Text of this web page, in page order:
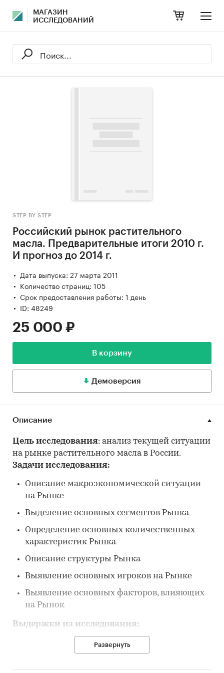
МАГАЗИН
ИССЛЕДОВАНИЙ
STEP BY STEP
Российский рынок растительного
масла. Предварительные итоги 2010 г.
И прогноз до 2014 г.
Дата выпуска: 27 марта 2011
Количество страниц: 105
Срок предоставления работы: 1 день
ID: 48249
25 000 ₽
В корзину
Демоверсия
Описание
Цель исследования: анализ текущей ситуации
на рынке растительного масла в России.
Задачи исследования:
Описание макроэкономической ситуации
на Рынке
Выделение основных сегментов Рынка
Определение основных количественных
характеристик Рынка
Описание структуры Рынка
Выявление основных игроков на Рынке
Выявление основных факторов, влияющих
на Рынок
Выдержки из исследования:
Потребление растительных масел на мировом
рынке увеличилось за последние 5 лет на ....
Развернуть